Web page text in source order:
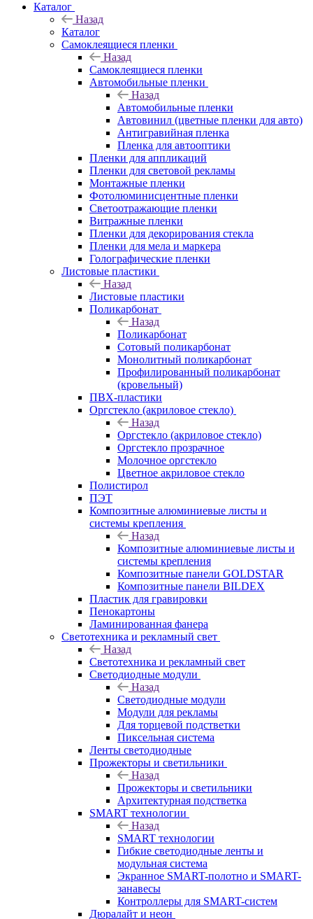
Каталог
Назад
Каталог
Самоклеящиеся пленки
Назад
Самоклеящиеся пленки
Автомобильные пленки
Назад
Автомобильные пленки
Автовинил (цветные пленки для авто)
Антигравийная пленка
Пленка для автооптики
Пленки для аппликаций
Пленки для световой рекламы
Монтажные пленки
Фотолюминисцентные пленки
Светоотражающие пленки
Витражные пленки
Пленки для декорирования стекла
Пленки для мела и маркера
Голографические пленки
Листовые пластики
Назад
Листовые пластики
Поликарбонат
Назад
Поликарбонат
Сотовый поликарбонат
Монолитный поликарбонат
Профилированный поликарбонат
(кровельный)
ПВХ-пластики
Оргстекло (акриловое стекло)
Назад
Оргстекло (акриловое стекло)
Оргстекло прозрачное
Молочное оргстекло
Цветное акриловое стекло
Полистирол
ПЭТ
Композитные алюминиевые листы и
системы крепления
Назад
Композитные алюминиевые листы и
системы крепления
Композитные панели GOLDSTAR
Композитные панели BILDEX
Пластик для гравировки
Пенокартоны
Ламинированная фанера
Светотехника и рекламный свет
Назад
Светотехника и рекламный свет
Светодиодные модули
Назад
Светодиодные модули
Модули для рекламы
Для торцевой подстветки
Пиксельная система
Ленты светодиодные
Прожекторы и светильники
Назад
Прожекторы и светильники
Архитектурная подстветка
SMART технологии
Назад
SMART технологии
Гибкие светодиодные ленты и
модульная система
Экранное SMART-полотно и SMART-
занавесы
Контроллеры для SMART-систем
Дюралайт и неон